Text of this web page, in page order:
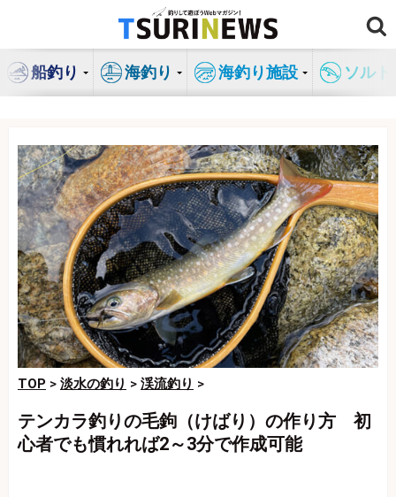
ン
船釣り 海釣り 海釣り施設 ソル
TOP > 淡水の釣り > 渓流釣り >
テンカラ釣りの毛鉤（けばり）の作り方 初
心者でも慣れれば2～3分で作成可能